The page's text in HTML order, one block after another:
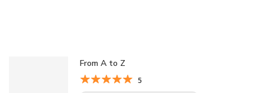
From A to Z
5